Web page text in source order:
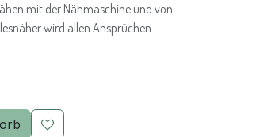
mit der Nähmaschine und von
wird allen Ansprüchen